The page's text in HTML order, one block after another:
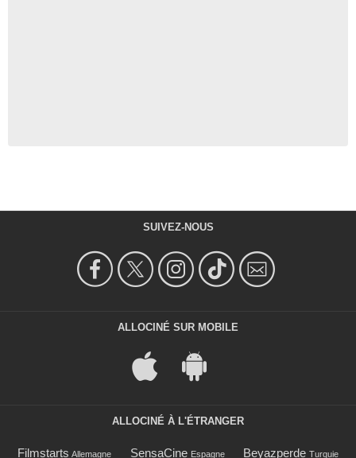
SUIVEZ-NOUS
ALLOCINÉ SUR MOBILE
ALLOCINÉ À L'ÉTRANGER
Filmstarts Allemagne SensaCine Espagne Beyazperde Turquie